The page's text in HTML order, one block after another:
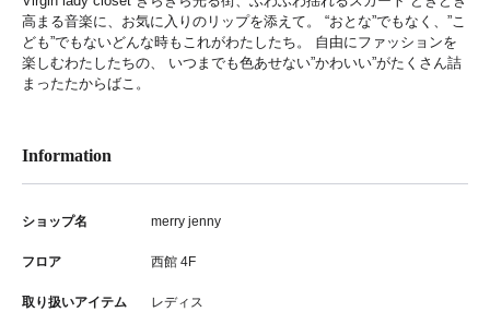
高まる音楽に、お気に入りのリップを添えて。 “おとな”でもなく、”こ
ども”でもないどんな時もこれがわたしたち。 自由にファッションを
楽しむわたしたちの、 いつまでも色あせない”かわいい”がたくさん詰
まったたからばこ。
Information
ショップ名 merry jenny
フロア 西館 4F
取り扱いアイテム レディス